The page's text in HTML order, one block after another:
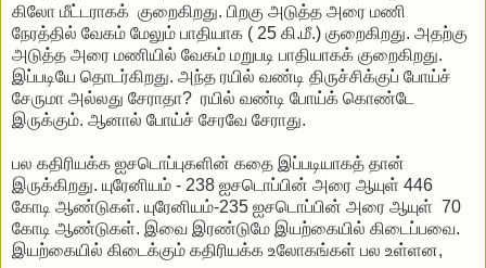
கிலோ மீட்டராகக் குறைகிறது. பிறகு அடுத்த அரை மணி
நேரத்தில் வேகம் மேலும் பாதியாக ( 25 கி.மீ.) குறைகிறது. அதற்கு
அடுத்த அரை மணியில் வேகம் மறுபடி பாதியாகக் குறைகிறது.
இப்படியே தொடர்கிறது. அந்த ரயில் வண்டி திருச்சிக்குப் போய்ச்
சேருமா அல்லது சேராதா? ரயில் வண்டி போய்க் கொண்டே
இருக்கும். ஆனால் போய்ச் சேரவே சேராது.
பல கதிரியக்க ஐசடொப்புகளின் கதை இப்படியாகத் தான்
இருக்கிறது. யுரேனியம் - 238 ஐசடொப்பின் அரை ஆயுள் 446
கோடி ஆண்டுகள். யுரேனியம்-235 ஐசடொப்பின் அரை ஆயுள் 70
கோடி ஆண்டுகள். இவை இரண்டுமே இயற்கையில் கிடைப்பவை.
இயற்கையில் கிடைக்கும் கதிரியக்க உலோகங்கள் பல உள்ளன,